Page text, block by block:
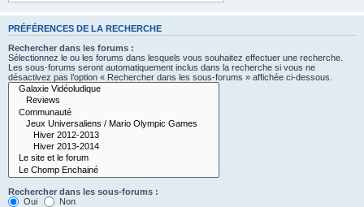
PRÉFÉRENCES DE LA RECHERCHE
Rechercher dans les forums :
Sélectionnez le ou les forums dans lesquels vous souhaitez effectuer une recherche.
Les sous-forums seront automatiquement inclus dans la recherche si vous ne
désactivez pas l’option « Rechercher dans les sous-forums » affichée ci-dessous.
Rechercher dans les sous-forums :
Oui
Non